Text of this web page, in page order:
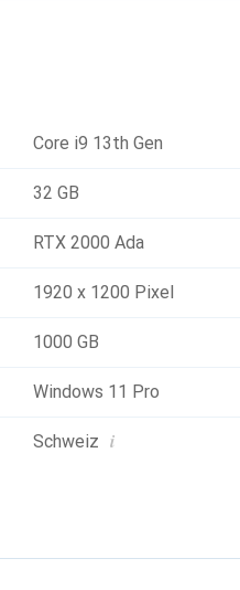
Core i9 13th Gen
32 GB
RTX 2000 Ada
1920 x 1200 Pixel
1000 GB
Windows 11 Pro
Schweiz i